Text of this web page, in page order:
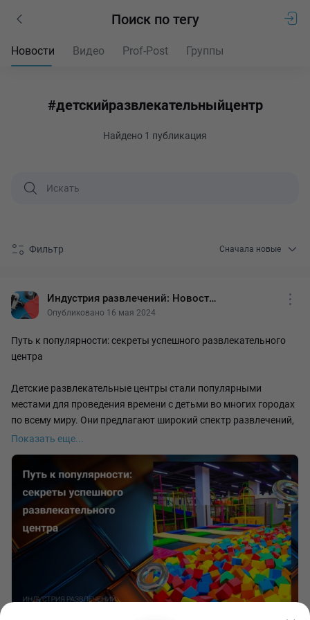
Поиск по тегу
Новости Видео Prof-Post Группы
#детскийразвлекательныйцентр
Найдено 1 публикация
Фильтр Сначала новые
Индустрия развлечений: Новости, тренды, мнения
Опубликовано 16 мая 2024
Путь к популярности: секреты успешного развлекательного
центра
Детские развлекательные центры стали популярными
местами для проведения времени с детьми во многих городах
по всему миру. Они предлагают широкий спектр развлечений,
игр и активностей для детей всех возрастов, что делает их
стать успешным детским развлекательным центром и
привлечь широкую аудиторию, необходимо следовать
определенным правилам.
Основные элементы эффективного маркетинга
1. Создайте привлекательный веб-сайт: на вашем веб-сайте
должна быть представлена информация о ваших услугах,
ценах и рекламных акциях в удобном для навигации формате.
Включите фотографии и отзывы клиентов, чтобы завоевать
Показать еще...